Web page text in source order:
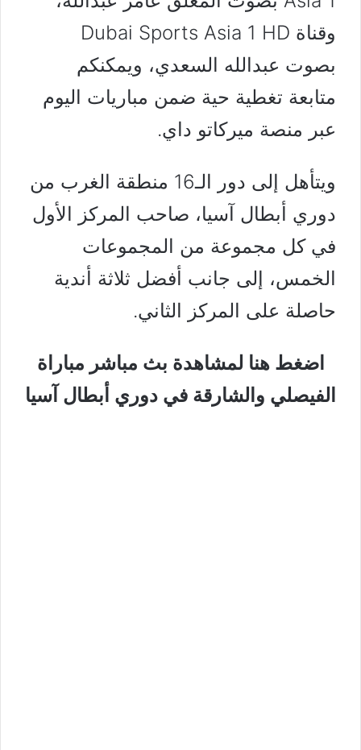
وقناة Dubai Sports Asia 1 HD
بصوت عبدالله السعدي، ويمكنكم
متابعة تغطية حية ضمن مباريات اليوم
عبر منصة ميركاتو داي.
ويتأهل إلى دور الـ16 منطقة الغرب من
دوري أبطال آسيا، صاحب المركز الأول
في كل مجموعة من المجموعات
الخمس، إلى جانب أفضل ثلاثة أندية
حاصلة على المركز الثاني.
اضغط هنا لمشاهدة بث مباشر مباراة
الفيصلي والشارقة في دوري أبطال آسيا